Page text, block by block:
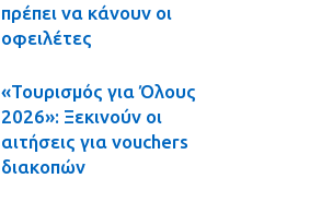
πρέπει να κάνουν οι
οφειλέτες
«Τουρισμός για Όλους
2026»: Ξεκινούν οι
αιτήσεις για vouchers
διακοπών